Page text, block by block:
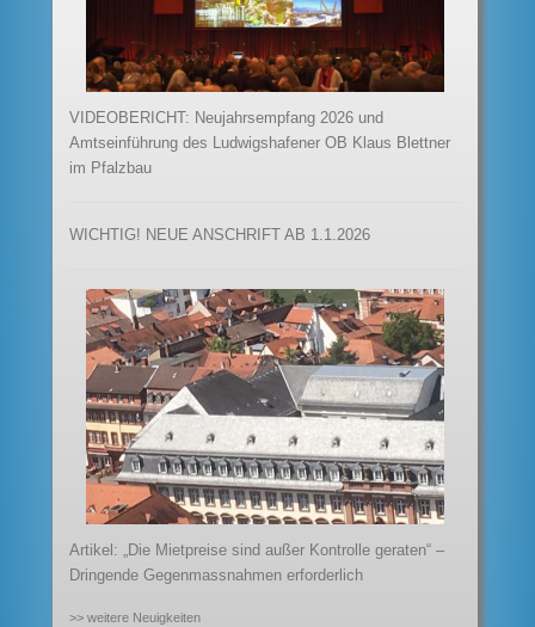
VIDEOBERICHT: Neujahrsempfang 2026 und
Amtseinführung des Ludwigshafener OB Klaus Blettner
im Pfalzbau
WICHTIG! NEUE ANSCHRIFT AB 1.1.2026
Artikel: „Die Mietpreise sind außer Kontrolle geraten“ –
Dringende Gegenmassnahmen erforderlich
>> weitere Neuigkeiten